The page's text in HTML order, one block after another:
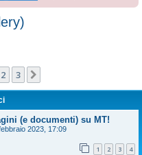
2 3
(e documenti) su MT!
2023, 17:09
1 2 3 4